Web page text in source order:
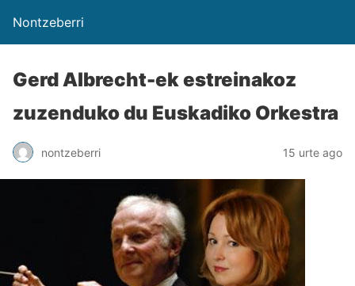
Nontzeberri
Gerd Albrecht-ek estreinakoz
zuzenduko du Euskadiko Orkestra
nontzeberri 15 urte ago